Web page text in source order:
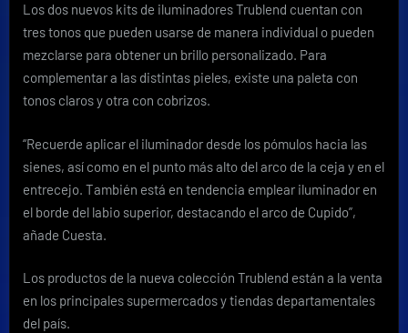
Los dos nuevos kits de iluminadores Trublend cuentan con
tres tonos que pueden usarse de manera individual o pueden
mezclarse para obtener un brillo personalizado. Para
complementar a las distintas pieles, existe una paleta con
tonos claros y otra con cobrizos.
“Recuerde aplicar el iluminador desde los pómulos hacia las
sienes, así como en el punto más alto del arco de la ceja y en el
entrecejo. También está en tendencia emplear iluminador en
el borde del labio superior, destacando el arco de Cupido”,
añade Cuesta.
Los productos de la nueva colección Trublend están a la venta
en los principales supermercados y tiendas departamentales
del país.